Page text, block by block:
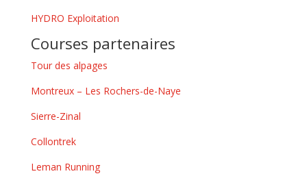
HYDRO Exploitation
Courses partenaires
Tour des alpages
Montreux – Les Rochers-de-Naye
Sierre-Zinal
Collontrek
Leman Running